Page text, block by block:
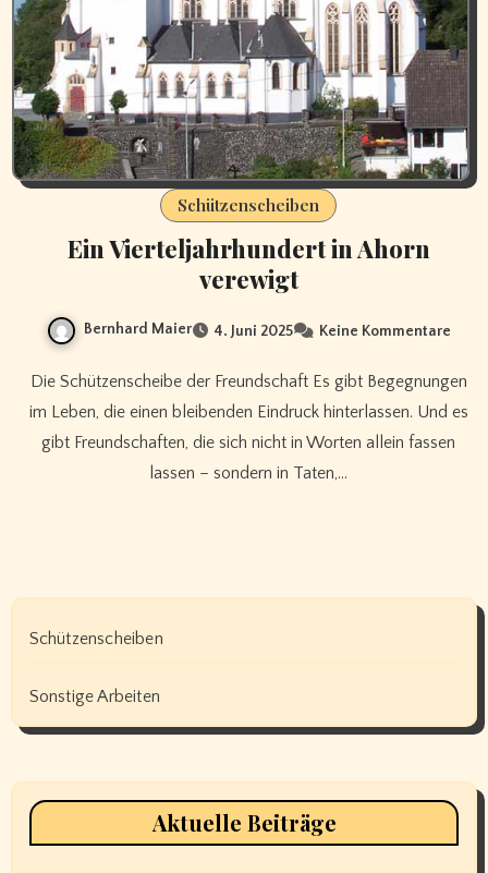
Schützenscheiben
Ein Vierteljahrhundert in Ahorn
verewigt
Bernhard Maier 4. Juni 2025 Keine Kommentare
Die Schützenscheibe der Freundschaft Es gibt Begegnungen
im Leben, die einen bleibenden Eindruck hinterlassen. Und es
gibt Freundschaften, die sich nicht in Worten allein fassen
lassen – sondern in Taten,…
Schützenscheiben
Sonstige Arbeiten
Aktuelle Beiträge